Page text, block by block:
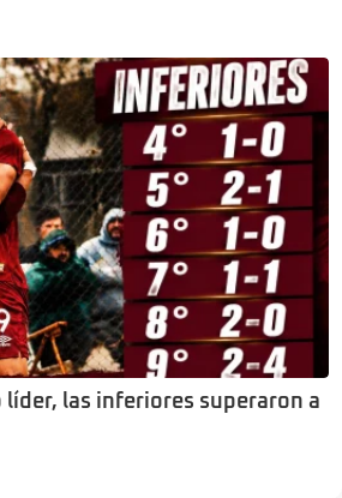
líder, las inferiores superaron a